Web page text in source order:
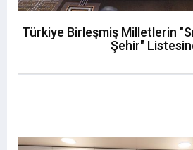
Türkiye Birleşmiş Milletlerin
Şehir"